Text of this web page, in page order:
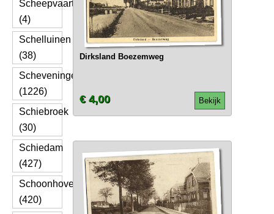
Scheepvaart
(4)
Schelluinen
(38)
Scheveningen
(1226)
Schiebroek
(30)
Schiedam
(427)
Schoonhoven
(420)
Dirksland Boezemweg
Bekijk
€ 4,00